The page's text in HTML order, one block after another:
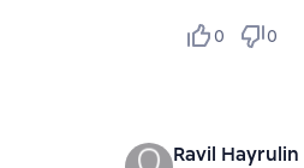
0 0
Ravil Hayrulin